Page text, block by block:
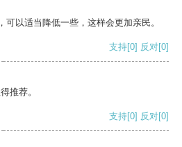
以适当降低一些，这样会更加亲民。
支持[0] 反对[0]
推荐。
支持[0] 反对[0]